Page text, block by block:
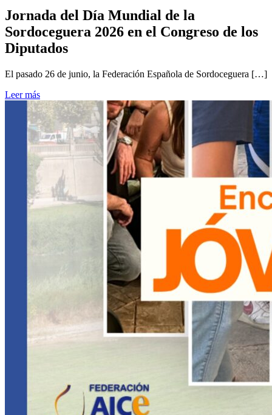
Jornada del Día Mundial de la
Sordoceguera 2026 en el Congreso de los
Diputados
El pasado 26 de junio, la Federación Española de Sordoceguera […]
Leer más